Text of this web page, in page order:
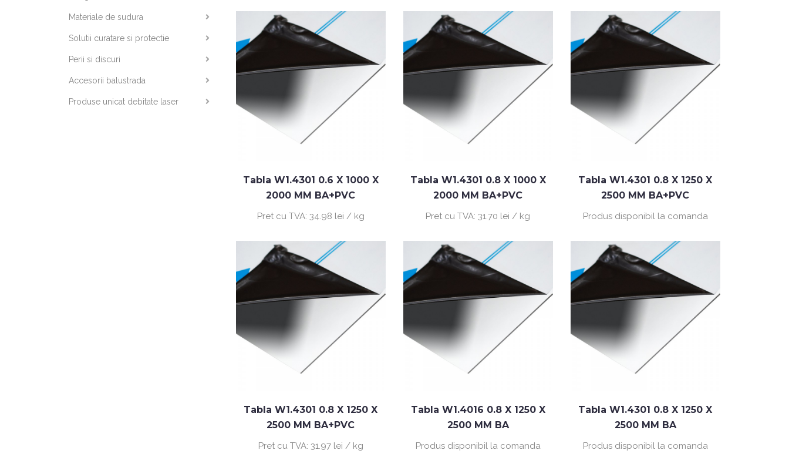
Tabla W1.4301 0.6 X 1000 X
2000 MM BA+PVC
Pret cu TVA: 34.98 lei / kg
Tabla W1.4301 0.8 X 1000 X
2000 MM BA+PVC
Pret cu TVA: 31.70 lei / kg
Tabla W1.4301 0.8 X 1250 X
2500 MM BA+PVC
Produs disponibil la comanda
Tabla W1.4301 0.8 X 1250 X
2500 MM BA+PVC
Pret cu TVA: 31.97 lei / kg
Tabla W1.4016 0.8 X 1250 X
2500 MM BA
Produs disponibil la comanda
Tabla W1.4301 0.8 X 1250 X
2500 MM BA
Produs disponibil la comanda
Materiale de sudura
Solutii curatare si protectie
Perii si discuri
Accesorii balustrada
Produse unicat debitate laser